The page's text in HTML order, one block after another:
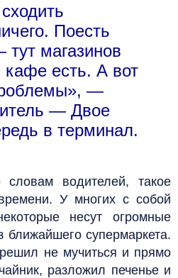
Поесть
магазинов
есть. А вот
—
— Двое
в терминал.
водителей, такое
У многих с собой
несут огромные
ближайшего супермаркета.
не мучиться и прямо
разложил печенье и